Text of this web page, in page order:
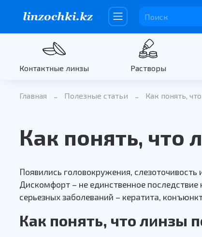
Контактные линзы Растворы
Главная Полезные статьи Как понять,
Как понять,
Появились головокружения,
Дискомфорт – не единственное
серьезных заболеваний – кератита,
Как понять, что линзы